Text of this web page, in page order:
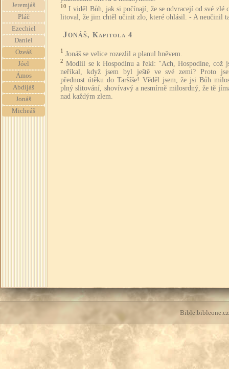
Jeremjáš
Pláč
Ezechiel
Daniel
Ozeáš
Jóel
Ámos
Abdijáš
Jonáš
Micheáš
10 I viděl Bůh, jak si počínají, že se odvracejí od své zlé
litoval, že jim chtěl učinit zlo, které ohlásil. - A neučinil
Jonáš, Kapitola 4
1 Jonáš se velice rozezlil a planul hněvem.
2 Modlil se k Hospodinu a řekl: "Ach, Hospodine, což
neříkal, když jsem byl ještě ve své zemi? Proto
přednost útěku do Taršíše! Věděl jsem, že jsi Bůh
plný slitování, shovívavý a nesmírně milosrdný, že tě
nad každým zlem.